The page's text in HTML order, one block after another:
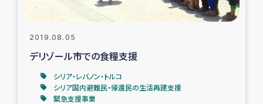
レバノンにおける緊急支援
レバノンでのシリア難民への教育支援事業
レバノンでのシリア難民・レバノン人への農業支援
2019.08.05
デリゾール市での食糧支援
シリア・レバノン・トルコ
シリア国内避難民・帰還民の生活再建支援
緊急支援事業